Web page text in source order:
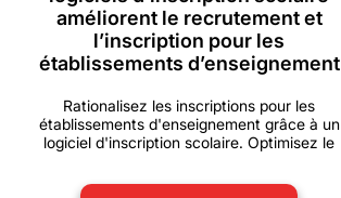
améliorent le recrutement et
l’inscription pour les
établissements d’enseignement
Rationalisez les inscriptions pour les
établissements d'enseignement grâce à un
logiciel d'inscription scolaire. Optimisez le